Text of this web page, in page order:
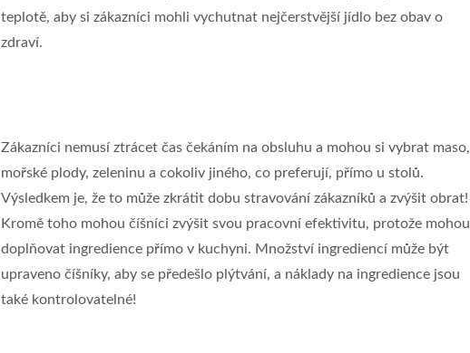
teplotě, aby si zákazníci mohli vychutnat nejčerstvější jídlo bez obav o
zdraví.
Zákazníci nemusí ztrácet čas čekáním na obsluhu a mohou si vybrat maso,
mořské plody, zeleninu a cokoliv jiného, co preferují, přímo u stolů.
Výsledkem je, že to může zkrátit dobu stravování zákazníků a zvýšit obrat!
Kromě toho mohou číšníci zvýšit svou pracovní efektivitu, protože mohou
doplňovat ingredience přímo v kuchyni. Množství ingrediencí může být
upraveno číšníky, aby se předešlo plýtvání, a náklady na ingredience jsou
také kontrolovatelné!